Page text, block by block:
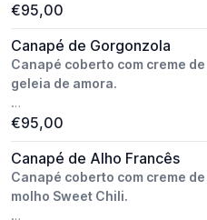
Peso unitário: aprox. 25g.
Modo de preparo: artesanal.
Valor do Cento.
€95,00
Canapé de Gorgonzola
Canapé coberto com creme
geleia de amora.
Peso unitário: aprox. 20g.
Modo de preparo: artesanal.
Valor do Cento.
€95,00
Canapé de Alho Francês
Canapé coberto com creme
molho Sweet Chili.